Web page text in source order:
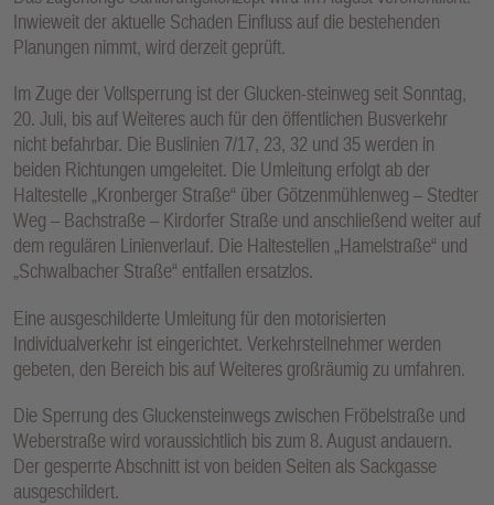
Inwieweit der aktuelle Schaden Einfluss auf die bestehenden
Planungen nimmt, wird derzeit geprüft.
Im Zuge der Vollsperrung ist der Glucken-steinweg seit Sonntag,
20. Juli, bis auf Weiteres auch für den öffentlichen Busverkehr
nicht befahrbar. Die Buslinien 7/17, 23, 32 und 35 werden in
beiden Richtungen umgeleitet. Die Umleitung erfolgt ab der
Haltestelle „Kronberger Straße“ über Götzenmühlenweg – Stedter
Weg – Bachstraße – Kirdorfer Straße und anschließend weiter auf
dem regulären Linienverlauf. Die Haltestellen „Hamelstraße“ und
„Schwalbacher Straße“ entfallen ersatzlos.
Eine ausgeschilderte Umleitung für den motorisierten
Individualverkehr ist eingerichtet. Verkehrsteilnehmer werden
gebeten, den Bereich bis auf Weiteres großräumig zu umfahren.
Die Sperrung des Gluckensteinwegs zwischen Fröbelstraße und
Weberstraße wird voraussichtlich bis zum 8. August andauern.
Der gesperrte Abschnitt ist von beiden Seiten als Sackgasse
ausgeschildert.